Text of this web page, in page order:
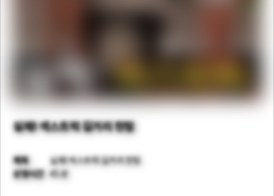
실제! 섹스트럭 길거리 헌팅
제목 실제! 섹스트럭 길거리 헌팅
상영시간 45 분